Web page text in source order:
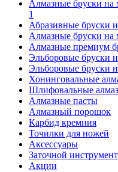
Алмазные бруски на
1
Абразивные бруски
Алмазные бруски на
Алмазные премиум
Эльборовые бруски
Эльборовые бруски
Хонинговальные
Шлифовальные
Алмазные пасты
Алмазный порошок
Карбид кремния
Точилки для ножей
Аксессуары
Заточной
Акции